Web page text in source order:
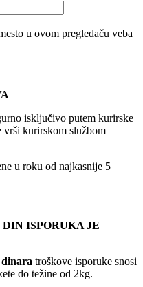
u ovom pregledaču veba
isključivo putem kurirske
vrši kurirskom službom
u roku od najkasnije 5
ISPORUKA JE
dinara troškove isporuke snosi
do težine od 2kg.